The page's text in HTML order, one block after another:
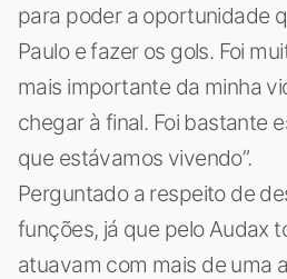
para poder a oportunidade
Paulo e fazer os gols. Foi
mais importante da minha
chegar à final. Foi bastante
que estávamos vivendo”.
Perguntado a respeito de
funções, já que pelo Audax
atuavam com mais de uma